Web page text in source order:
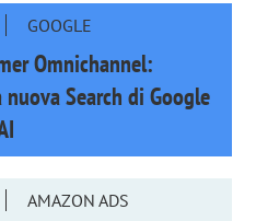
GOOGLE
Omnichannel:
Search di Google
AMAZON ADS